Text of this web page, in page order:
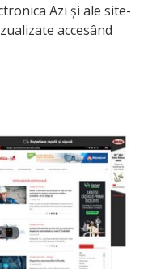
Azi și ale site-
accesând